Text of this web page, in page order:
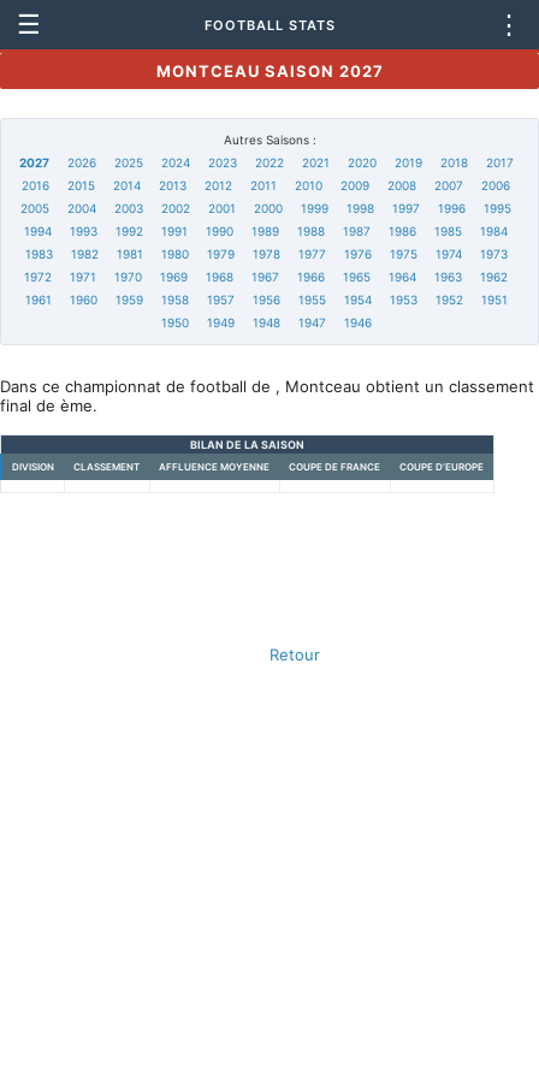
☰ FOOTBALL STATS ⋮
MONTCEAU SAISON 2027
Autres Saisons :
2027
2026 2025 2024 2023 2022 2021 2020 2019 2018
2017
2016
2015 2014 2013 2012 2011 2010 2009 2008 2007
2006
2005
2004 2003 2002 2001 2000 1999 1998 1997 1996
1995
1994
1993 1992 1991 1990 1989 1988 1987 1986 1985
1984
1983
1982 1981 1980 1979 1978 1977 1976 1975 1974
1973
1972
1971 1970 1969 1968 1967 1966 1965 1964 1963
1962
1961
1960 1959 1958 1957 1956 1955 1954 1953 1952
1951
1950
1949 1948 1947 1946
Dans ce championnat de football de , Montceau obtient un classement
final de ème.
BILAN DE LA SAISON
DIVISION CLASSEMENT AFFLUENCE MOYENNE COUPE DE FRANCE COUPE D'EUROPE
Retour